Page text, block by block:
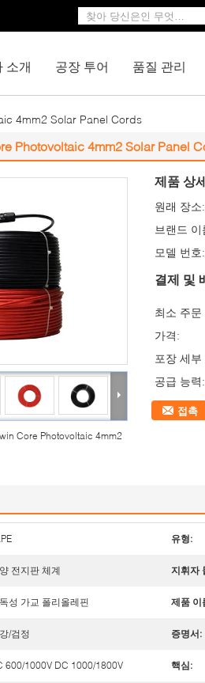
소개 공장 투어 품질 관리
4mm2 Solar Panel Cords
Photovoltaic 4mm2 Solar Panel
Core Photovoltaic 4mm2
제품 상
원래 장소:
브랜드 이
모델 번호:
결제 및
최소 주문
가격:
포장 세부
공급 능력:
접촉
유형:
전지판 체계 지휘자
성 가교 폴리올레핀 제품 이
/검정 증명서:
600/1000V DC 1000/1800V 핵심: